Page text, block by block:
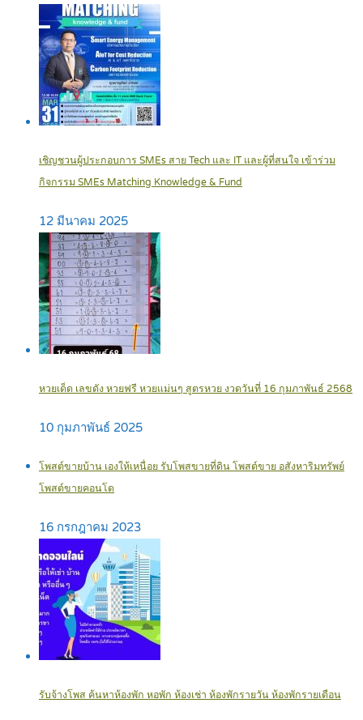
เชิญชวนผู้ประกอบการ SMEs สาย Tech และ IT และผู้ที่สนใจ เข้าร่วม
กิจกรรม SMEs Matching Knowledge & Fund
12 มีนาคม 2025
หวยเด็ด เลขดัง หวยฟรี หวยแม่นๆ สูตรหวย งวดวันที่ 16 กุมภาพันธ์ 2568
10 กุมภาพันธ์ 2025
โพสต์ขายบ้าน เองให้เหนื่อย รับโพสขายที่ดิน โพสต์ขาย อสังหาริมทรัพย์
โพสต์ขายคอนโด
16 กรกฎาคม 2023
รับจ้างโพส ค้นหาห้องพัก หอพัก ห้องเช่า ห้องพักรายวัน ห้องพักรายเดือน